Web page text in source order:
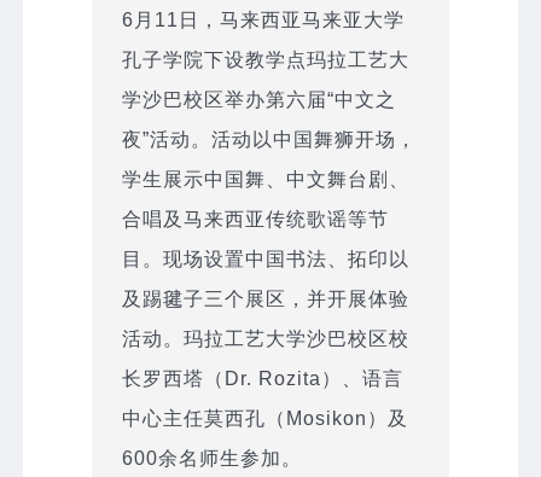
6月11日，马来西亚马来亚大学
孔子学院下设教学点玛拉工艺大
学沙巴校区举办第六届“中文之
夜”活动。活动以中国舞狮开场，
学生展示中国舞、中文舞台剧、
合唱及马来西亚传统歌谣等节
目。现场设置中国书法、拓印以
及踢毽子三个展区，并开展体验
活动。玛拉工艺大学沙巴校区校
长罗西塔（Dr. Rozita）、语言
中心主任莫西孔（Mosikon）及
600余名师生参加。